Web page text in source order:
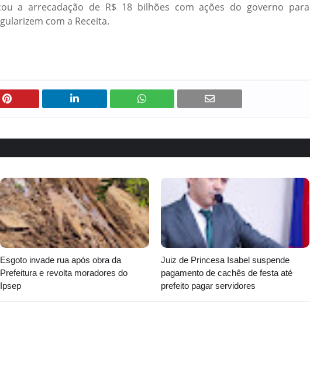
a arrecadação de R$ 18 bilhões com ações do governo para
com a Receita.
Esgoto invade rua após obra da
Prefeitura e revolta moradores do
Ipsep
Juiz de Princesa Isabel suspende
pagamento de cachês de festa até
prefeito pagar servidores